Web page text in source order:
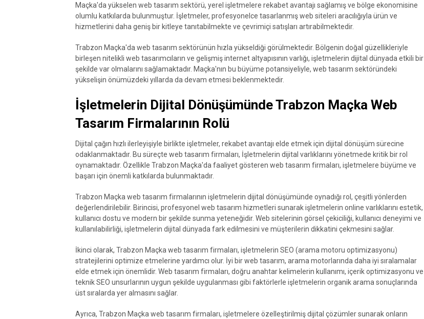
Maçka'da yükselen web tasarım sektörü, yerel işletmelere rekabet avantajı sağlamış ve bölge ekonomisine
olumlu katkılarda bulunmuştur. İşletmeler, profesyonelce tasarlanmış web siteleri aracılığıyla ürün ve
hizmetlerini daha geniş bir kitleye tanıtabilmekte ve çevrimiçi satışları artırabilmektedir.
Trabzon Maçka'da web tasarım sektörünün hızla yükseldiği görülmektedir. Bölgenin doğal güzellikleriyle
birleşen nitelikli web tasarımcıların ve gelişmiş internet altyapısının varlığı, işletmelerin dijital dünyada etkili bir
şekilde var olmalarını sağlamaktadır. Maçka'nın bu büyüme potansiyeliyle, web tasarım sektöründeki
yükselişin önümüzdeki yıllarda da devam etmesi beklenmektedir.
İşletmelerin Dijital Dönüşümünde Trabzon Maçka Web
Tasarım Firmalarının Rolü
Dijital çağın hızlı ilerleyişiyle birlikte işletmeler, rekabet avantajı elde etmek için dijital dönüşüm sürecine
odaklanmaktadır. Bu süreçte web tasarım firmaları, İşletmelerin dijital varlıklarını yönetmede kritik bir rol
oynamaktadır. Özellikle Trabzon Maçka'da faaliyet gösteren web tasarım firmaları, işletmelere büyüme ve
başarı için önemli katkılarda bulunmaktadır.
Trabzon Maçka web tasarım firmalarının işletmelerin dijital dönüşümünde oynadığı rol, çeşitli yönlerden
değerlendirilebilir. Birincisi, profesyonel web tasarım hizmetleri sunarak işletmelerin online varlıklarını estetik,
kullanıcı dostu ve modern bir şekilde sunma yeteneğidir. Web sitelerinin görsel çekiciliği, kullanıcı deneyimi ve
kullanılabilirliği, işletmelerin dijital dünyada fark edilmesini ve müşterilerin dikkatini çekmesini sağlar.
İkinci olarak, Trabzon Maçka web tasarım firmaları, işletmelerin SEO (arama motoru optimizasyonu)
stratejilerini optimize etmelerine yardımcı olur. İyi bir web tasarım, arama motorlarında daha iyi sıralamalar
elde etmek için önemlidir. Web tasarım firmaları, doğru anahtar kelimelerin kullanımı, içerik optimizasyonu ve
teknik SEO unsurlarının uygun şekilde uygulanması gibi faktörlerle işletmelerin organik arama sonuçlarında
üst sıralarda yer almasını sağlar.
Ayrıca, Trabzon Maçka web tasarım firmaları, işletmelere özelleştirilmiş dijital çözümler sunarak onların